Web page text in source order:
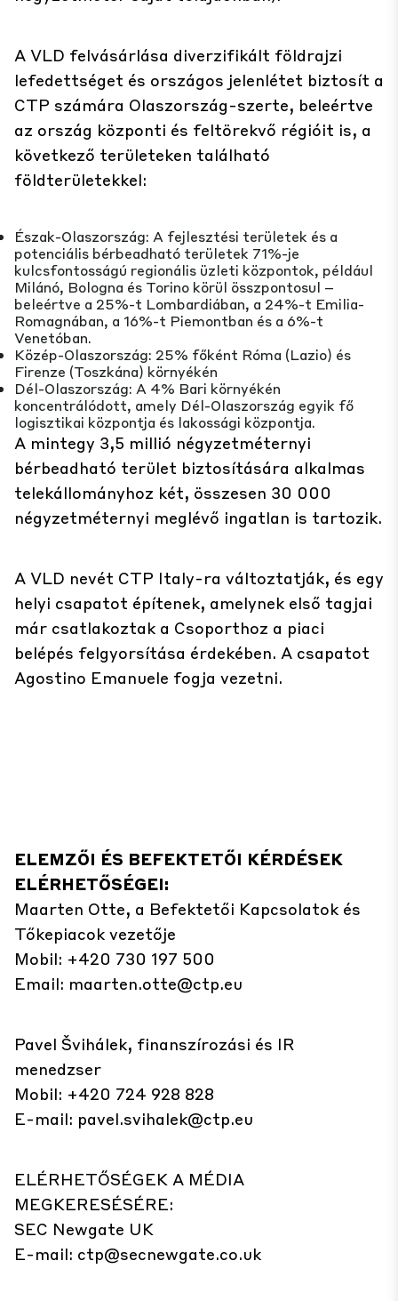
A VLD felvásárlása diverzifikált földrajzi
lefedettséget és országos jelenlétet biztosít a
CTP számára Olaszország-szerte, beleértve
az ország központi és feltörekvő régióit is, a
következő területeken található
földterületekkel:
Észak-Olaszország: A fejlesztési területek és a
potenciális bérbeadható területek 71%-je
kulcsfontosságú regionális üzleti központok, például
Milánó, Bologna és Torino körül összpontosul –
beleértve a 25%-t Lombardiában, a 24%-t Emilia-
Romagnában, a 16%-t Piemontban és a 6%-t
Venetóban.
Közép-Olaszország: 25% főként Róma (Lazio) és
Firenze (Toszkána) környékén
Dél-Olaszország: A 4% Bari környékén
koncentrálódott, amely Dél-Olaszország egyik fő
logisztikai központja és lakossági központja.
A mintegy 3,5 millió négyzetméternyi
bérbeadható terület biztosítására alkalmas
telekállományhoz két, összesen 30 000
négyzetméternyi meglévő ingatlan is tartozik.
A VLD nevét CTP Italy-ra változtatják, és egy
helyi csapatot építenek, amelynek első tagjai
már csatlakoztak a Csoporthoz a piaci
belépés felgyorsítása érdekében. A csapatot
Agostino Emanuele fogja vezetni.
ELEMZŐI ÉS BEFEKTETŐI KÉRDÉSEK
ELÉRHETŐSÉGEI:
Maarten Otte, a Befektetői Kapcsolatok és
Tőkepiacok vezetője
Mobil: +420 730 197 500
Email: maarten.otte@ctp.eu
Pavel Švihálek, finanszírozási és IR
menedzser
Mobil: +420 724 928 828
E-mail: pavel.svihalek@ctp.eu
ELÉRHETŐSÉGEK A MÉDIA
MEGKERESÉSÉRE:
SEC Newgate UK
E-mail: ctp@secnewgate.co.uk